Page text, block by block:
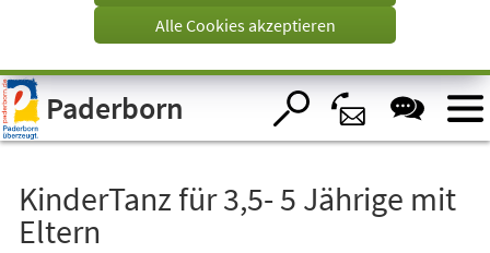
Visuelle
Assistenzsoftware
öffnen.
Alle Cookies akzeptieren
Paderborn
KinderTanz für 3,5- 5 Jährige mit
Eltern